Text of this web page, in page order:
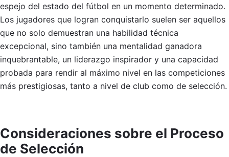
espejo del estado del fútbol en un momento determinado.
Los jugadores que logran conquistarlo suelen ser aquellos
que no solo demuestran una habilidad técnica
excepcional, sino también una mentalidad ganadora
inquebrantable, un liderazgo inspirador y una capacidad
probada para rendir al máximo nivel en las competiciones
más prestigiosas, tanto a nivel de club como de selección.
Consideraciones sobre el Proceso
de Selección